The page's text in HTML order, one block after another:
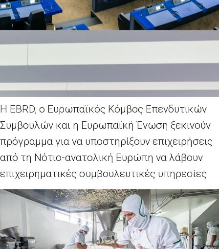
H EBRD, ο Ευρωπαϊκός Κόμβος Επενδυτικών
Συμβουλών και η Ευρωπαϊκή Ένωση ξεκινούν
πρόγραμμα για να υποστηρίξουν επιχειρήσεις
από τη Νότιο-ανατολική Ευρώπη να λάβουν
επιχειρηματικές συμβουλευτικές υπηρεσίες